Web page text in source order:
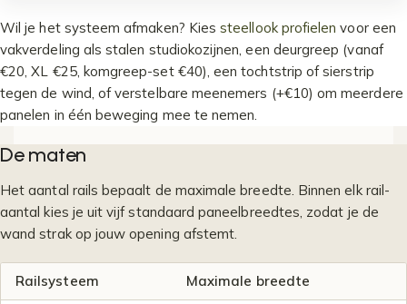
Wil je het systeem afmaken? Kiessteellook profielen voor een
vakverdeling als stalen studiokozijnen, een deurgreep (vanaf
€20, XL €25, komgreep-set €40), een tochtstrip of sierstrip
tegen de wind, of verstelbare meenemers (+€10) om meerdere
panelen in één beweging mee te nemen.
De maten
Het aantal rails bepaalt de maximale breedte. Binnen elk rail-
aantal kies je uit vijf standaard paneelbreedtes, zodat je de
wand strak op jouw opening afstemt.
Railsysteem Maximale breedte